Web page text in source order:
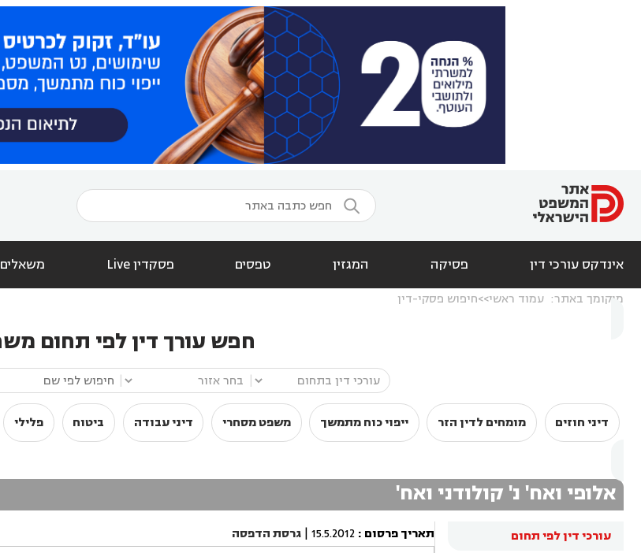

אינדקס עורכי דין פסיקה המגזין טפסים פסקדין Live משאלים
מיקומך באתר: עמוד ראשי חיפוש פסקי-דין
חפש עורך דין לפי תחום
דיני חוזים מומחים לדין הזר ייפוי כוח מתמשך משפט מסחרי דיני עבודה ביטוח פלילי
אלופי ואח' נ' קולודני ואח'
עורכי דין לפי תחום
תאריך פרסום :
15.5.2012
| גרסת הדפסה